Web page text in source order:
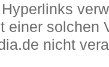
einer solchen
nicht